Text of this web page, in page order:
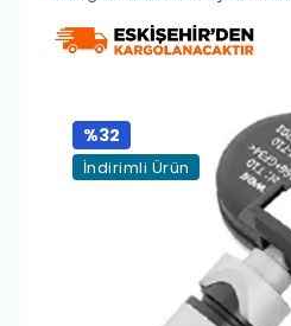
%32
İndirimli Ürün